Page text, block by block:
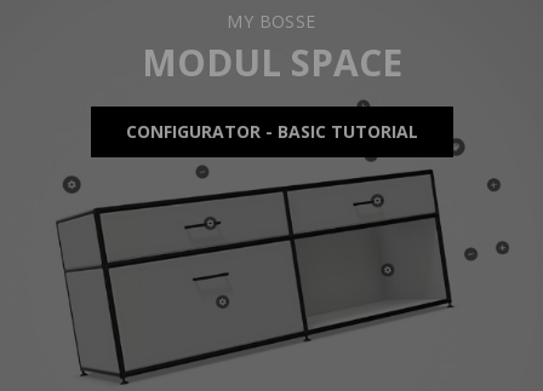
MY BOSSE
MODUL SPACE
CONFIGURATOR - BASIC TUTORIAL